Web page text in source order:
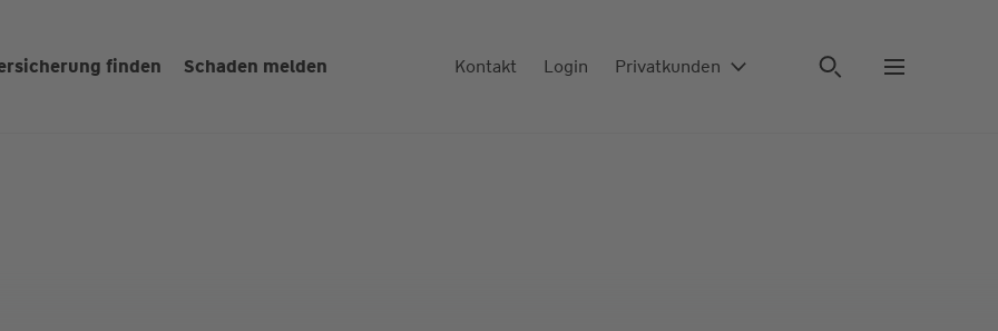
finden Schaden melden Kontakt Login Privatkunden